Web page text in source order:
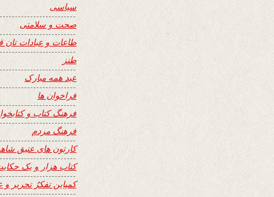
سیاسی
صحت و سلامتی
طاعات و عبادات تان
طنز
عید همه مبارک
فراخوان ها
فرهنگ کتاب و
فرهنگ مردم
کارتون های عتیق
کتاب هزار و یک
کمپاین تفکرُ تحریر